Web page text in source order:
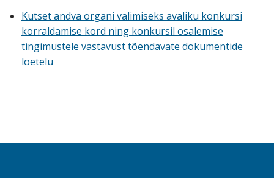
Kutset andva organi valimiseks avaliku konkursi
korraldamise kord ning konkursil osalemise
tingimustele vastavust tõendavate dokumentide
loetelu